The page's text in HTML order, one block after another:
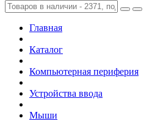
Главная
Каталог
Компьютерная периферия
Устройства ввода
Мыши